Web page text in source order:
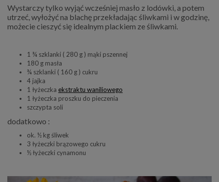
Wystarczy tylko wyjąć wcześniej masło z lodówki, a potem
utrzeć, wyłożyć na blachę przekładając śliwkami i w godzinę,
możecie cieszyć się idealnym plackiem ze śliwkami.
1 ¾ szklanki ( 280 g ) mąki pszennej
180 g masła
¾ szklanki ( 160 g ) cukru
4 jajka
1 łyżeczka ekstraktu waniliowego
1 łyżeczka proszku do pieczenia
szczypta soli
dodatkowo :
ok. ½ kg śliwek
3 łyżeczki brązowego cukru
½ łyżeczki cynamonu